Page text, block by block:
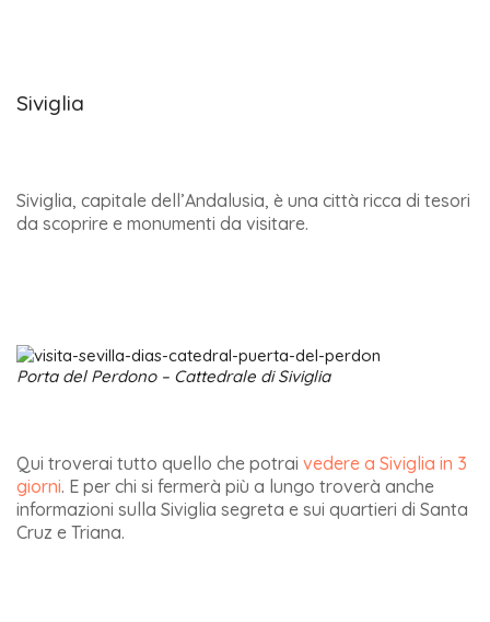
Siviglia
Siviglia, capitale dell’Andalusia, è una città ricca di tesori
da scoprire e monumenti da visitare.
Porta del Perdono – Cattedrale di Siviglia
Qui troverai tutto quello che potrai vedere a Siviglia in 3
giorni. E per chi si fermerà più a lungo troverà anche
informazioni sulla Siviglia segreta e sui quartieri di Santa
Cruz e Triana.